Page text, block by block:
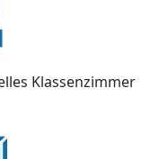
Klassenzimmer